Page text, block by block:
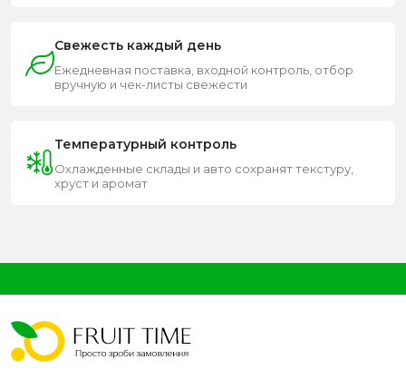
Свежесть каждый день
Ежедневная поставка, входной контроль, отбор
вручную и чек-листы свежести
Температурный контроль
Охлажденные склады и авто сохранят текстуру,
хруст и аромат